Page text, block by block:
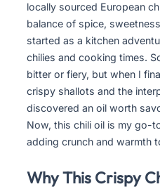
locally sourced European
balance of spice,
started as a kitchen
chilies and cooking times.
bitter or fiery, but when I
crispy shallots and the
discovered an oil worth
Now, this chili oil is my go-
adding crunch and warmth
Why This Crispy